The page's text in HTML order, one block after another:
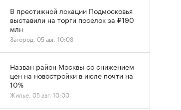
В престижной локации Подмосковья
выставили на торги поселок за ₽190
млн
Загород, 05 авг, 10:03
Назван район Москвы со снижением
цен на новостройки в июле почти на
10%
Жилье, 05 авг, 10:00